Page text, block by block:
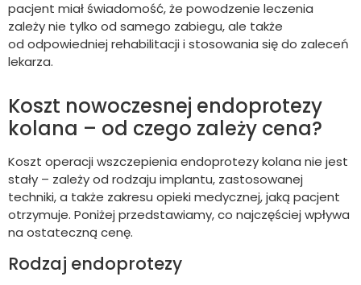
pacjent miał świadomość, że powodzenie leczenia
zależy nie tylko od samego zabiegu, ale także
od odpowiedniej rehabilitacji i stosowania się do zaleceń
lekarza.
Koszt nowoczesnej endoprotezy
kolana – od czego zależy cena?
Koszt operacji wszczepienia endoprotezy kolana nie jest
stały – zależy od rodzaju implantu, zastosowanej
techniki, a także zakresu opieki medycznej, jaką pacjent
otrzymuje. Poniżej przedstawiamy, co najczęściej wpływa
na ostateczną cenę.
Rodzaj endoprotezy